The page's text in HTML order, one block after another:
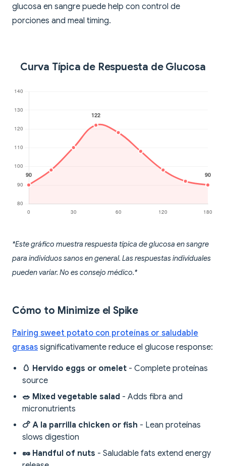
glucosa en sangre puede help con control de
porciones and meal timing.
Curva Típica de Respuesta de Glucosa
*Este gráfico muestra respuesta típica de glucosa en sangre
para individuos sanos en general. Las respuestas individuales
pueden variar. No es consejo médico.*
Cómo to Minimize el Spike
Pairing sweet potato con proteínas or saludable
grasas significativamente reduce el glucose response:
🥚 Hervido eggs or omelet - Complete proteínas
source
🥗 Mixed vegetable salad - Adds fibra and
micronutrients
🍗 A la parrilla chicken or fish - Lean proteínas
slows digestion
🥜 Handful of nuts - Saludable fats extend energy